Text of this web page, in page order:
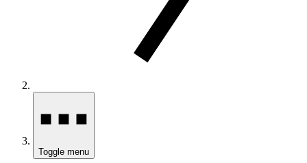
Toggle menu